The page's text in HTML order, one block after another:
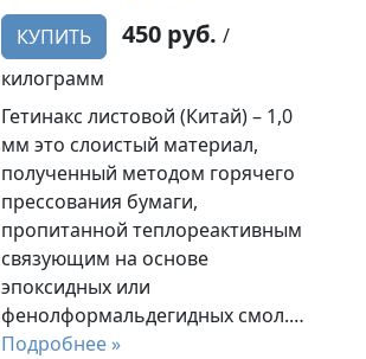
КУПИТЬ 450 руб. /
килограмм
Гетинакс листовой (Китай) – 1,0
мм это слоистый материал,
полученный методом горячего
прессования бумаги,
пропитанной теплореактивным
связующим на основе
эпоксидных или
фенолформальдегидных смол.…
Подробнее »